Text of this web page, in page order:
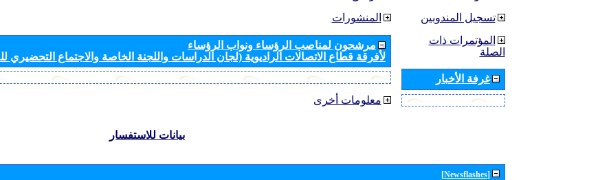
المنشورات
مرشحون لمناصب الرؤساء ونواب الرؤساء
لأفرقة قطاع الاتصالات الراديوية (لجان الدراسات واللجنة الخاصة والاجتماع التحضيري
معلومات أخرى
تسجيل المندوبين
المؤتمرات ذات
الصلة
غرفة الأخبار
بيانات للاستفسار
[Newsflashes]